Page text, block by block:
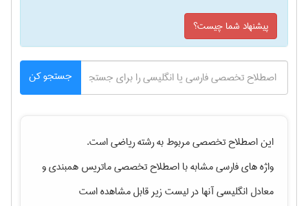
پیشنهاد شما چیست؟
جستجو کن
این اصطلاح تخصصی مربوط به رشتهرياضیاست.
واژه های فارسی مشابه با اصطلاح تخصصیماتریس همبندیو
معادل انگلیسی آنها در لیست زیر قابل مشاهده است